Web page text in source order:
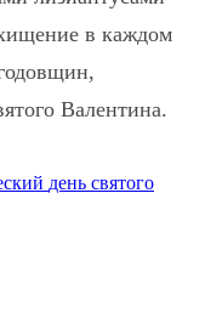
в каждом
Валентина.
день святого